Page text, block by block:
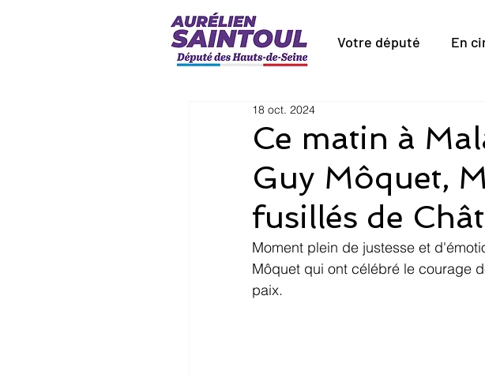
Votre député En
Ce matin à
Guy Môquet,
fusillés de
18 oct. 2024
Moment plein de justesse et
Môquet qui ont célébré le courage
paix.